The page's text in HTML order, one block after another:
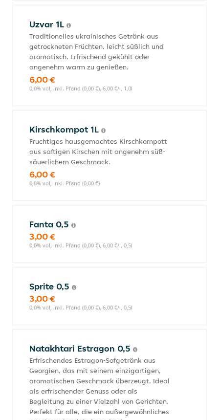
Uzvar 1L
Traditionelles ukrainisches Getränk aus
getrockneten Früchten, leicht süßlich und
aromatisch. Erfrischend gekühlt oder
angenehm warm zu genießen.
6,00 €
0,0% vol, inkl. Pfand (0,00 €), 6,00 €/l, 1,0l
Kirschkompot 1L
Fruchtiges hausgemachtes Kirschkompott
aus saftigen Kirschen mit angenehm süß-
säuerlichem Geschmack.
6,00 €
0,0% vol, inkl. Pfand (0,00 €)
Fanta 0,5
3,00 €
0,0% vol, inkl. Pfand (0,00 €), 6,00 €/l, 0,5l
Sprite 0,5
3,00 €
0,0% vol, inkl. Pfand (0,00 €), 6,00 €/l, 0,5l
Natakhtari Estragon 0,5
Erfrischendes Estragon-Sofgetränk aus
Georgien, das mit seinem einzigartigen,
aromatischen Geschmack überzeugt. Ideal
als erfrischender Genuss oder als
Begleitung zu einer Vielzahl von Gerichten.
Perfekt für alle, die ein außergewöhnliches